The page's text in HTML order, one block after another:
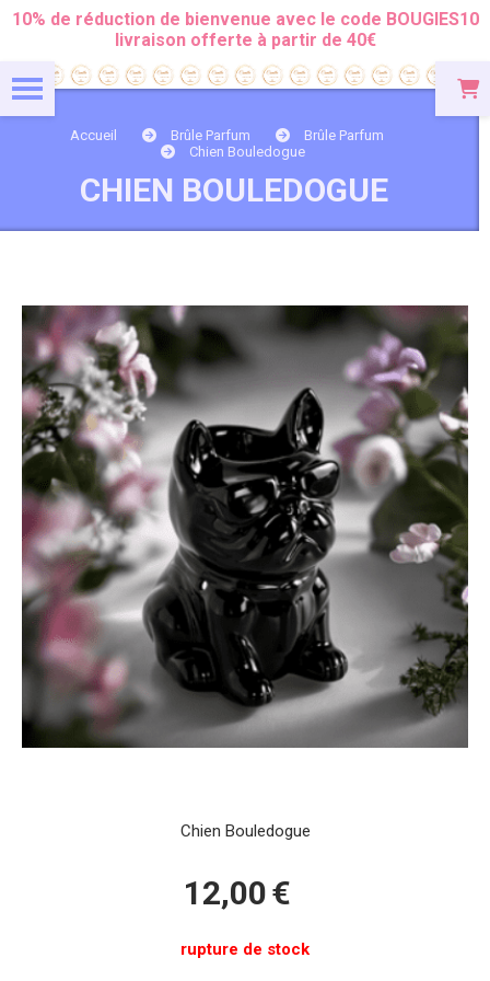
10% de réduction de bienvenue avec le code BOUGIES10
livraison offerte à partir de 40€
Accueil Brûle Parfum
Brûle Parfum
Chien Bouledogue
CHIEN BOULEDOGUE
Chien Bouledogue
12,00€
rupture de stock